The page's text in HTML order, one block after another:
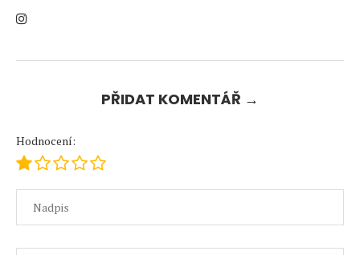
PŘIDAT KOMENTÁŘ →
Hodnocení: